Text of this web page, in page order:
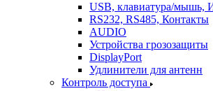
USB, клавиатура/мышь,
RS232, RS485, Контакты
AUDIO
Устройства грозозащиты
DisplayPort
Удлинители для антенн
Контроль доступа